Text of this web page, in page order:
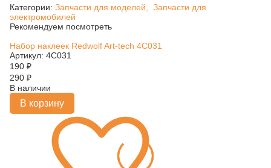
Категории: Запчасти для моделей,
Запчасти для
электромобилей
Рекомендуем посмотреть
Набор наклеек Redwolf Art-tech 4C031
Артикул: 4C031
190 ₽
290 ₽
В наличии
В корзину